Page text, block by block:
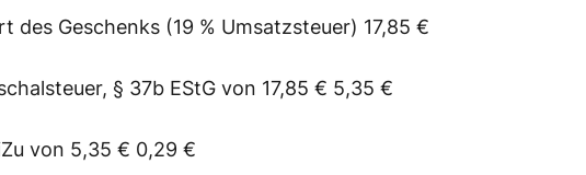
des Geschenks (19 % Umsatzsteuer) 17,85 €
§ 37b EStG von 17,85 € 5,35 €
von 5,35 € 0,29 €